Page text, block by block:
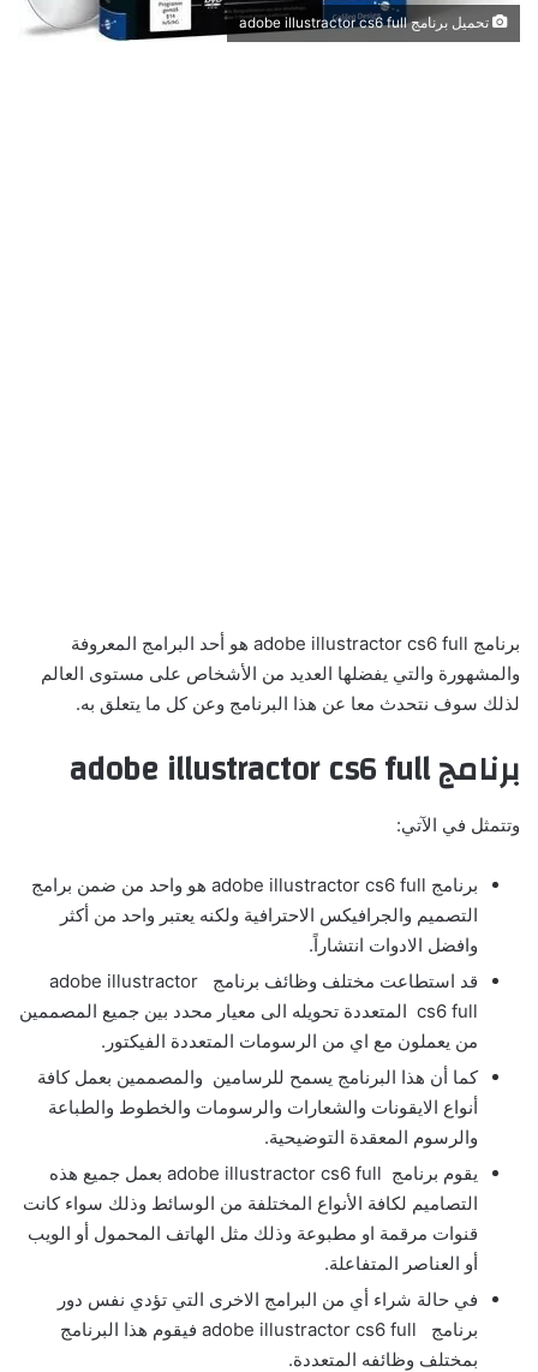
تحميل برنامج adobe illustractor cs6 full
برنامج adobe illustractor cs6 full هو أحد البرامج المعروفة
والمشهورة والتي يفضلها العديد من الأشخاص على مستوى العالم
لذلك سوف نتحدث معا عن هذا البرنامج وعن كل ما يتعلق به.
برنامج adobe illustractor cs6 full
وتتمثل في الآتي:
برنامج adobe illustractor cs6 full هو واحد من ضمن برامج
التصميم والجرافيكس الاحترافية ولكنه يعتبر واحد من أكثر
وافضل الادوات انتشاراً.
قد استطاعت مختلف وظائف برنامج adobe illustractor
cs6 full المتعددة تحويله الى معيار محدد بين جميع المصممين
من يعملون مع اي من الرسومات المتعددة الفيكتور.
كما أن هذا البرنامج يسمح للرسامين والمصممين بعمل كافة
أنواع الايقونات والشعارات والرسومات والخطوط والطباعة
والرسوم المعقدة التوضيحية.
يقوم برنامج adobe illustractor cs6 full بعمل جميع هذه
التصاميم لكافة الأنواع المختلفة من الوسائط وذلك سواء كانت
قنوات مرقمة او مطبوعة وذلك مثل الهاتف المحمول أو الويب
أو العناصر المتفاعلة.
في حالة شراء أي من البرامج الاخرى التي تؤدي نفس دور
برنامج adobe illustractor cs6 full فيقوم هذا البرنامج
بمختلف وظائفه المتعددة.